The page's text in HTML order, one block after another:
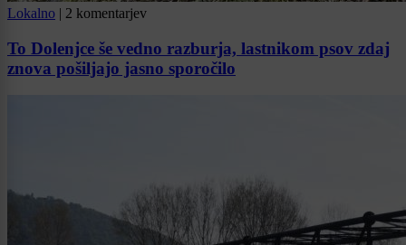
Lokalno | 2 komentarjev
To Dolenjce še vedno razburja, lastnikom psov zdaj
znova pošiljajo jasno sporočilo